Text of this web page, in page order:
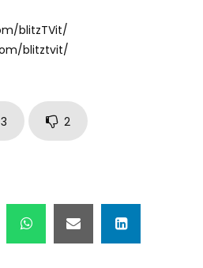
il cambio oro
crea un vulcano
blitzTVit/
blitztvit/
3 2